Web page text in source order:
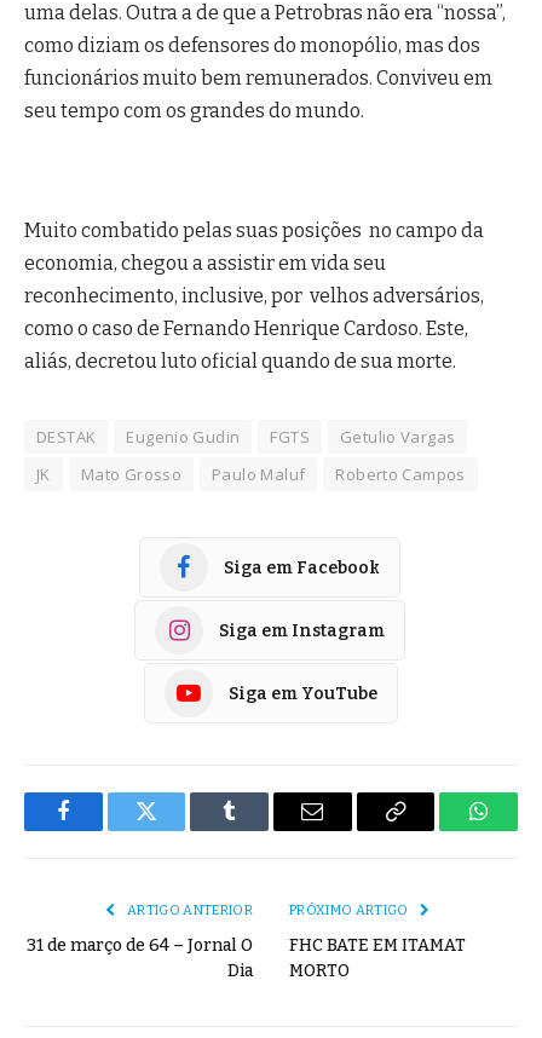
uma delas. Outra a de que a Petrobras não era “nossa”,
como diziam os defensores do monopólio, mas dos
funcionários muito bem remunerados. Conviveu em
seu tempo com os grandes do mundo.
Muito combatido pelas suas posições no campo da
economia, chegou a assistir em vida seu
reconhecimento, inclusive, por velhos adversários,
como o caso de Fernando Henrique Cardoso. Este,
aliás, decretou luto oficial quando de sua morte.
DESTAK Eugenio Gudin FGTS
Getulio Vargas
JK
Mato Grosso Paulo Maluf Roberto Campos
Siga em Facebook
Siga em Instagram
Siga em YouTube
FacebookTwitter Tumblr
E-
Copiar
ARTIGO ANTERIOR
31 de março de 64 – Jornal O
Dia
PRÓXIMO ARTIGO
FHC BATE EM ITAMAT
MORTO